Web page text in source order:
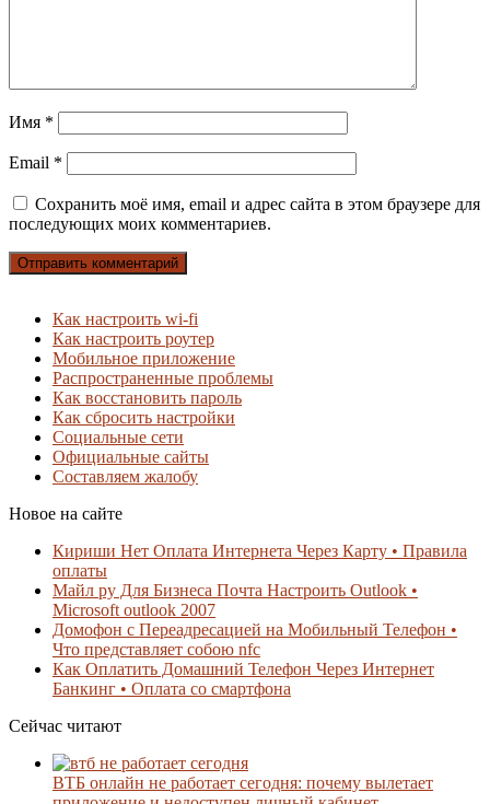
Имя *
Email *
Сохранить моё имя, email и адрес сайта в этом браузере для
последующих моих комментариев.
Как настроить wi-fi
Как настроить роутер
Мобильное приложение
Распространенные проблемы
Как восстановить пароль
Как сбросить настройки
Социальные сети
Официальные сайты
Составляем жалобу
Новое на сайте
Кириши Нет Оплата Интернета Через Карту • Правила
оплаты
Майл ру Для Бизнеса Почта Настроить Outlook •
Microsoft outlook 2007
Домофон с Переадресацией на Мобильный Телефон •
Что представляет собою nfc
Как Оплатить Домашний Телефон Через Интернет
Банкинг • Оплата со смартфона
Сейчас читают
ВТБ онлайн не работает сегодня: почему вылетает